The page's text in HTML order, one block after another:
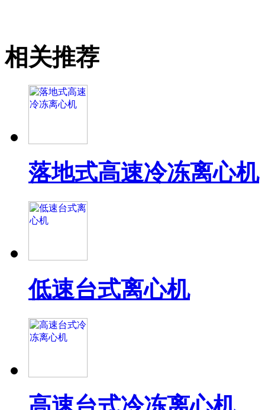
相关推荐
落地式高速冷冻离心机
低速台式离心机